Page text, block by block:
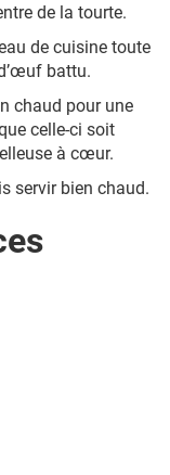
de la tourte.
de cuisine toute
battu.
chaud pour une
celle-ci soit
à cœur.
servir bien chaud.